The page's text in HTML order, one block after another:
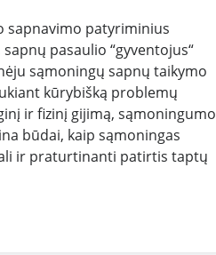
sapnavimo patyriminius
pasaulio “gyventojus“
sąmoningų sapnų taikymo
kūrybišką problemų
ir fizinį gijimą, sąmoningumo
būdai, kaip sąmoningas
ir praturtinanti patirtis taptų